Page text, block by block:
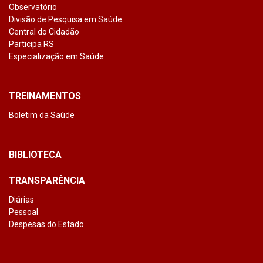
Observatório
Divisão de Pesquisa em Saúde
Central do Cidadão
Participa RS
Especialização em Saúde
TREINAMENTOS
Boletim da Saúde
BIBLIOTECA
TRANSPARÊNCIA
Diárias
Pessoal
Despesas do Estado